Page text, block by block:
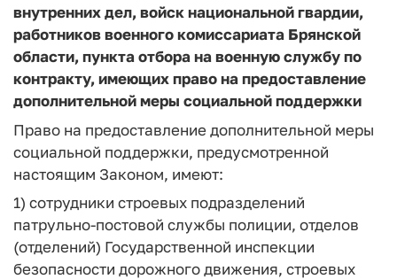
внутренних дел, войск национальной гвардии,
работников военного комиссариата Брянской
области, пункта отбора на военную службу по
контракту, имеющих право на предоставление
дополнительной меры социальной поддержки
Право на предоставление дополнительной меры
социальной поддержки, предусмотренной
настоящим Законом, имеют:
1) сотрудники строевых подразделений
патрульно-постовой службы полиции, отделов
(отделений) Государственной инспекции
безопасности дорожного движения, строевых